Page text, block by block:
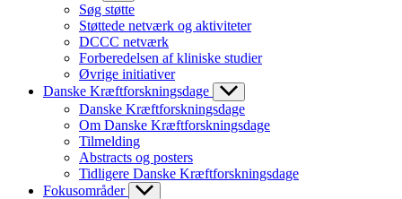
Søg støtte
Støttede netværk og aktiviteter
DCCC netværk
Forberedelsen af kliniske studier
Øvrige initiativer
Danske Kræftforskningsdage
Danske Kræftforskningsdage
Om Danske Kræftforskningsdage
Tilmelding
Abstracts og posters
Tidligere Danske Kræftforskningsdage
Fokusområder